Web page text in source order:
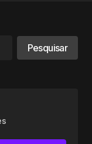
a incêndios
Pesquisar